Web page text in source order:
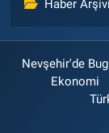
Haber Arşivi
Nevşehir'de
Ekonomi